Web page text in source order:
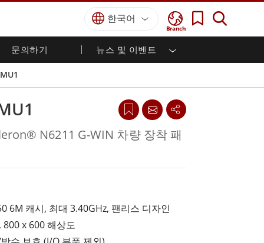
Branch
한국어
문의하기 뉴스 및 이벤트
국방부 러기드 노트북
디펜스 울트라 러기드 태블릿
국방 패널 PC
디펜스 디스플레이 / NVIS 디스플레이
지상 관제소
해양 등급
해양 패널 PC
해양
방어
재생 에너지
인증／준수
N6211 G-WIN 차량 장착 패
6M 캐시, 최대 3.40GHz, 팬리스 디자인
x 600 해상도